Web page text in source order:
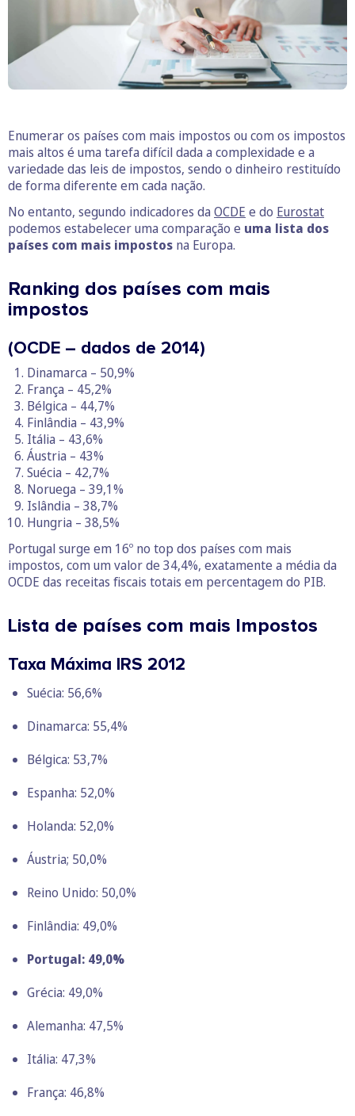
Enumerar os países com mais impostos ou com os impostos
mais altos é uma tarefa difícil dada a complexidade e a
variedade das leis de impostos, sendo o dinheiro restituído
de forma diferente em cada nação.
No entanto, segundo indicadores da OCDE e do Eurostat
podemos estabelecer uma comparação e uma lista dos
países com mais impostos na Europa.
Ranking dos países com mais
impostos
(OCDE – dados de 2014)
Dinamarca – 50,9%
França – 45,2%
Bélgica – 44,7%
Finlândia – 43,9%
Itália – 43,6%
Áustria – 43%
Suécia – 42,7%
Noruega – 39,1%
Islândia – 38,7%
Hungria – 38,5%
Portugal surge em 16º no top dos países com mais
impostos, com um valor de 34,4%, exatamente a média da
OCDE das receitas fiscais totais em percentagem do PIB.
Lista de países com mais Impostos
Taxa Máxima IRS 2012
Suécia: 56,6%
Dinamarca: 55,4%
Bélgica: 53,7%
Espanha: 52,0%
Holanda: 52,0%
Áustria; 50,0%
Reino Unido: 50,0%
Finlândia: 49,0%
Portugal: 49,0%
Grécia: 49,0%
Alemanha: 47,5%
Itália: 47,3%
França: 46,8%